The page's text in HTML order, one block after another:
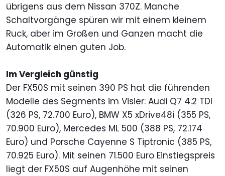
übrigens aus dem Nissan 370Z. Manche
Schaltvorgänge spüren wir mit einem kleinem
Ruck, aber im Großen und Ganzen macht die
Automatik einen guten Job.
Im Vergleich günstig
Der FX50S mit seinen 390 PS hat die führenden
Modelle des Segments im Visier: Audi Q7 4.2 TDI
(326 PS, 72.700 Euro), BMW X5 xDrive48i (355 PS,
70.900 Euro), Mercedes ML 500 (388 PS, 72.174
Euro) und Porsche Cayenne S Tiptronic (385 PS,
70.925 Euro). Mit seinen 71.500 Euro Einstiegspreis
liegt der FX50S auf Augenhöhe mit seinen